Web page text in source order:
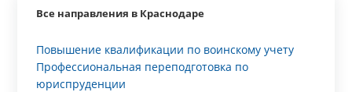
Все направления в Краснодаре
Повышение квалификации по воинскому учету
Профессиональная переподготовка по
юриспруденции